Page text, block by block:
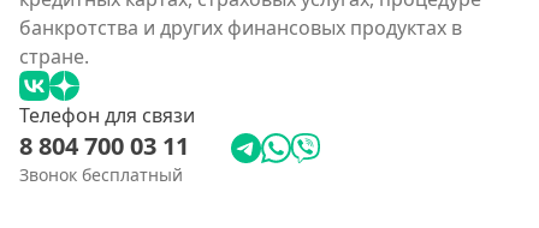
банкротства и других финансовых продуктах в
стране.
Телефон для связи
8 804 700 03 11
Звонок бесплатный